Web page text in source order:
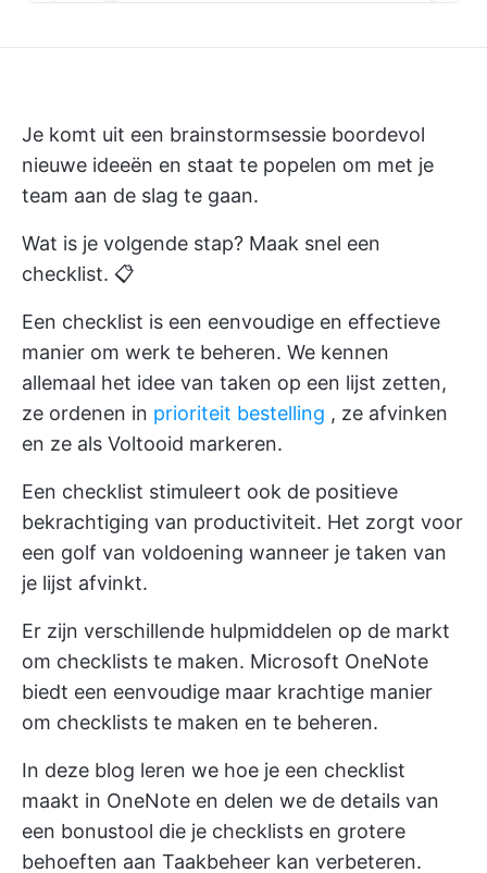
Je komt uit een brainstormsessie boordevol
nieuwe ideeën en staat te popelen om met je
team aan de slag te gaan.
Wat is je volgende stap? Maak snel een
checklist. 📋
Een checklist is een eenvoudige en effectieve
manier om werk te beheren. We kennen
allemaal het idee van taken op een lijst zetten,
ze ordenen in prioriteit bestelling , ze afvinken
en ze als Voltooid markeren.
Een checklist stimuleert ook de positieve
bekrachtiging van productiviteit. Het zorgt voor
een golf van voldoening wanneer je taken van
je lijst afvinkt.
Er zijn verschillende hulpmiddelen op de markt
om checklists te maken. Microsoft OneNote
biedt een eenvoudige maar krachtige manier
om checklists te maken en te beheren.
In deze blog leren we hoe je een checklist
maakt in OneNote en delen we de details van
een bonustool die je checklists en grotere
behoeften aan Taakbeheer kan verbeteren.